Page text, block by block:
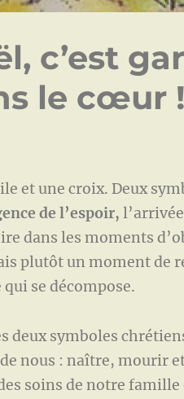
c’est
le cœur !
et une croix. Deux
de l’espoir,
dans les moments
plutôt un moment de
se décompose.
symboles chrétiens
nous : naître, mourir
soins de notre